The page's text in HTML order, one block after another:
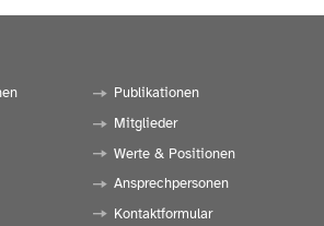
Publikationen
Mitglieder
Werte & Positionen
Ansprechpersonen
Kontaktformular